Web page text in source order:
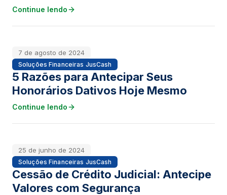
Continue lendo
7 de agosto de 2024
Soluções Financeiras JusCash
5 Razões para Antecipar Seus
Honorários Dativos Hoje Mesmo
Continue lendo
25 de junho de 2024
Soluções Financeiras JusCash
Cessão de Crédito Judicial: Antecipe
Valores com Segurança